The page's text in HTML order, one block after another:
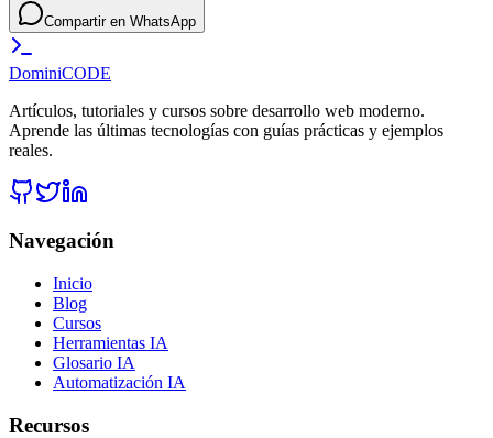
Compartir en WhatsApp
DominiCODE
Artículos, tutoriales y cursos sobre desarrollo web moderno.
Aprende las últimas tecnologías con guías prácticas y ejemplos
reales.
Navegación
Inicio
Blog
Cursos
Herramientas IA
Glosario IA
Automatización IA
Recursos